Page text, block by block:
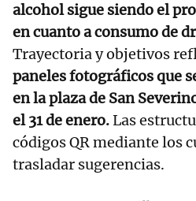
alcohol sigue siendo el
en cuanto a consumo de
Trayectoria y objetivos
paneles fotográficos que
en la plaza de San
el 31 de enero.Las
códigos QR mediante los
trasladar sugerencias.